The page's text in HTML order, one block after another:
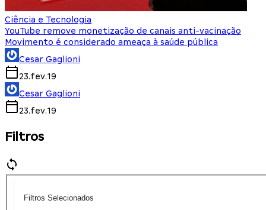
Ciência e Tecnologia
YouTube remove monetização de canais anti-vacinação
Movimento é considerado ameaça à saúde pública
Cesar Gaglioni
23.fev.19
Cesar Gaglioni
23.fev.19
Filtros
Filtros Selecionados